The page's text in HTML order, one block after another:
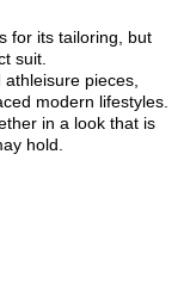
for its tailoring, but
suit.
pieces,
modern lifestyles.
in a look that is
hold.